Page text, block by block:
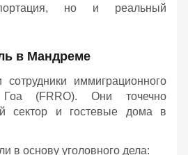
но и реальный
в Мандреме
сотрудники иммиграционного
(FRRO). Они точечно
сектор и гостевые дома в
в основу уголовного дела: